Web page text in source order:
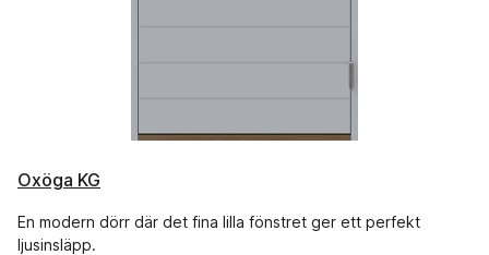
Oxöga KG
En modern dörr där det fina lilla fönstret ger ett perfekt
ljusinsläpp.